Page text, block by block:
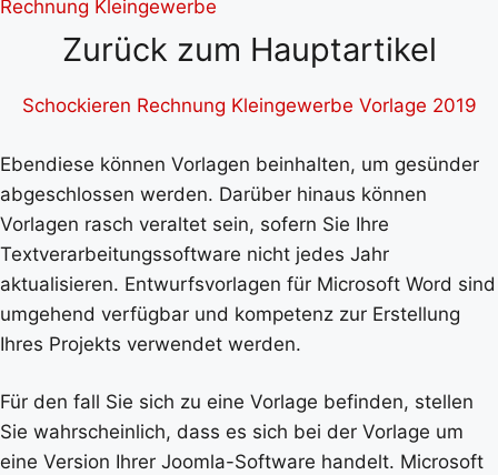
Zurück zum Hauptartikel
Schockieren Rechnung Kleingewerbe Vorlage 2019
Ebendiese können Vorlagen beinhalten, um gesünder
abgeschlossen werden. Darüber hinaus können
Vorlagen rasch veraltet sein, sofern Sie Ihre
Textverarbeitungssoftware nicht jedes Jahr
aktualisieren. Entwurfsvorlagen für Microsoft Word sind
umgehend verfügbar und kompetenz zur Erstellung
Ihres Projekts verwendet werden.
Für den fall Sie sich zu eine Vorlage befinden, stellen
Sie wahrscheinlich, dass es sich bei der Vorlage um
eine Version Ihrer Joomla-Software handelt. Microsoft